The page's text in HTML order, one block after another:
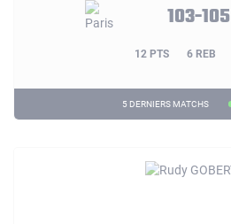
103-105
12 PTS 6 REB
5 DERNIERS MATCHS